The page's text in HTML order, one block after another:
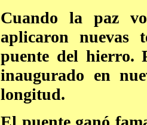
Cuando la paz
aplicaron nuevas
puente del hierro.
inaugurado en
longitud.